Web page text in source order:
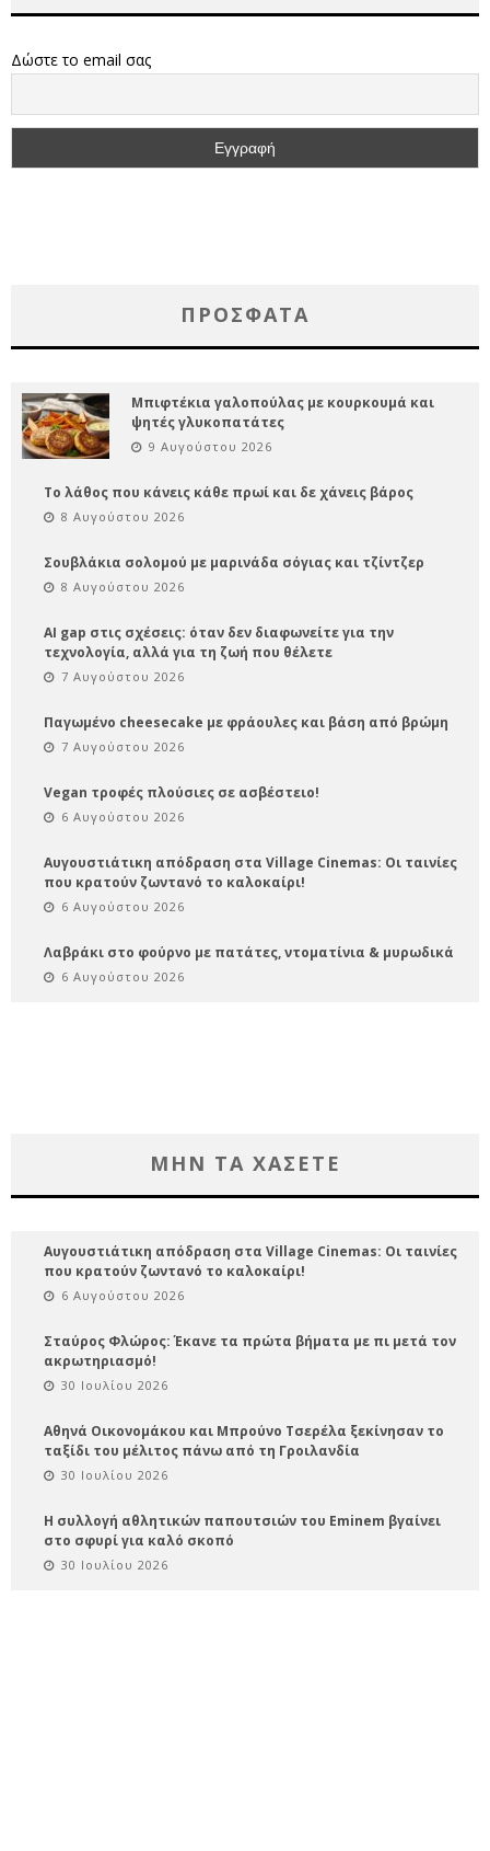
Δώστε το email σας
ΠΡΌΣΦΑΤΑ
Μπιφτέκια γαλοπούλας με κουρκουμά και
ψητές γλυκοπατάτες
9 Αυγούστου 2026
Το λάθος που κάνεις κάθε πρωί και δε χάνεις βάρος
8 Αυγούστου 2026
Σουβλάκια σολομού με μαρινάδα σόγιας και τζίντζερ
8 Αυγούστου 2026
AI gap στις σχέσεις: όταν δεν διαφωνείτε για την
τεχνολογία, αλλά για τη ζωή που θέλετε
7 Αυγούστου 2026
Παγωμένο cheesecake με φράουλες και βάση από βρώμη
7 Αυγούστου 2026
Vegan τροφές πλούσιες σε ασβέστειο!
6 Αυγούστου 2026
Αυγουστιάτικη απόδραση στα Village Cinemas: Οι ταινίες
που κρατούν ζωντανό το καλοκαίρι!
6 Αυγούστου 2026
Λαβράκι στο φούρνο με πατάτες, ντοματίνια & μυρωδικά
6 Αυγούστου 2026
ΜΗΝ ΤΑ ΧΑΣΕΤΕ
Αυγουστιάτικη απόδραση στα Village Cinemas: Οι ταινίες
που κρατούν ζωντανό το καλοκαίρι!
6 Αυγούστου 2026
Σταύρος Φλώρος: Έκανε τα πρώτα βήματα με πι μετά τον
ακρωτηριασμό!
30 Ιουλίου 2026
Αθηνά Οικονομάκου και Μπρούνο Τσερέλα ξεκίνησαν το
ταξίδι του μέλιτος πάνω από τη Γροιλανδία
30 Ιουλίου 2026
Η συλλογή αθλητικών παπουτσιών του Eminem βγαίνει
στο σφυρί για καλό σκοπό
30 Ιουλίου 2026